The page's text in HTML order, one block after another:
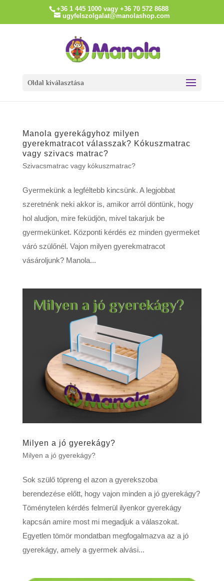
+36 1 445 1000 vagy +36 70 572 8688
ugyfelszolgalat@manolashop.com
Oldal kiválasztása
Manola gyerekágyhoz milyen
gyerekmatracot válasszak? Kókuszmatrac
vagy szivacs matrac?
Szivacsmatrac vagy kókuszmatrac?
Gyermekünk a legféltebb kincsünk. A legjobbat
szeretnénk neki akkor is, amikor arról döntünk, hogy
hol aludjon, mire feküdjön, mivel takarjuk be
gyermekünket. Központi kérdés ez minden gyermeket
váró szülőnél. Vajon milyen gyerekmatracot
vásároljunk? Manola...
Milyen a jó gyerekágy?
Milyen a jó gyerekágy?
Sok szülő töpreng el azon a gyerekszoba
berendezése előtt, hogy vajon minden a jó gyerekágy?
Töménytelen kérdés felmerül ilyenkor gyerekágy
kapcsán amire most mi megadjuk a válaszokat.
Egyetlen tömör mondatban megfogalmazva az a jó
gyerekágy, amely a gyermek alvási...